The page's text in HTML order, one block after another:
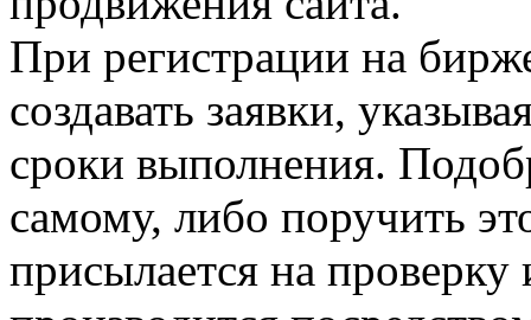
При регистрации на
создавать заявки,
сроки выполнения.
самому, либо поручить
присылается на проверку